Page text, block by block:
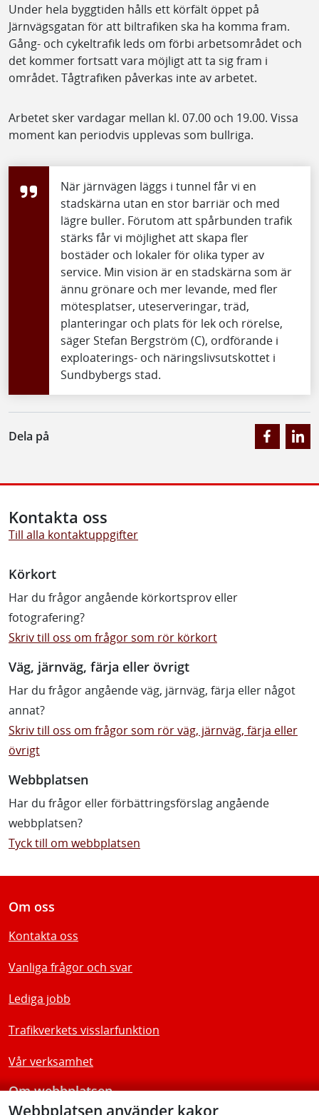
Under hela byggtiden hålls ett körfält öppet på
Järnvägsgatan för att biltrafiken ska ha komma fram.
Gång- och cykeltrafik leds om förbi arbetsområdet och
det kommer fortsatt vara möjligt att ta sig fram i
området. Tågtrafiken påverkas inte av arbetet.
Arbetet sker vardagar mellan kl. 07.00 och 19.00. Vissa
moment kan periodvis upplevas som bullriga.
När järnvägen läggs i tunnel får vi en
stadskärna utan en stor barriär och med
lägre buller. Förutom att spårbunden trafik
stärks får vi möjlighet att skapa fler
bostäder och lokaler för olika typer av
service. Min vision är en stadskärna som är
ännu grönare och mer levande, med fler
mötesplatser, uteserveringar, träd,
planteringar och plats för lek och rörelse,
säger Stefan Bergström (C), ordförande i
exploaterings- och näringslivsutskottet i
Sundbybergs stad.
Dela på
Webbplatsen använder kakor
Kontakta oss
Till alla kontaktuppgifter
Körkort
Har du frågor angående körkortsprov eller
fotografering?
Skriv till oss om frågor som rör körkort
Väg, järnväg, färja eller övrigt
Har du frågor angående väg, järnväg, färja eller något
annat?
Skriv till oss om frågor som rör väg, järnväg, färja eller
övrigt
Webbplatsen
Har du frågor eller förbättringsförslag angående
webbplatsen?
Tyck till om webbplatsen
Om oss
Kontakta oss
Vanliga frågor och svar
Lediga jobb
Trafikverkets visslarfunktion
Vår verksamhet
Om webbplatsen